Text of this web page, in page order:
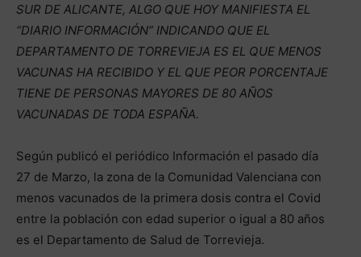
SUR DE ALICANTE, ALGO QUE HOY MANIFIESTA EL
“DIARIO INFORMACIÓN” INDICANDO QUE EL
DEPARTAMENTO DE TORREVIEJA ES EL QUE MENOS
VACUNAS HA RECIBIDO Y EL QUE PEOR PORCENTAJE
TIENE DE PERSONAS MAYORES DE 80 AÑOS
VACUNADAS DE TODA ESPAÑA.
Según publicó el periódico Información el pasado día
27 de Marzo, la zona de la Comunidad Valenciana con
menos vacunados de la primera dosis contra el Covid
entre la población con edad superior o igual a 80 años
es el Departamento de Salud de Torrevieja.